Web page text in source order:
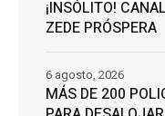
¡INSÓLITO!
ZEDE PRÓSPERA
MÁS DE 200
6 agosto, 2026